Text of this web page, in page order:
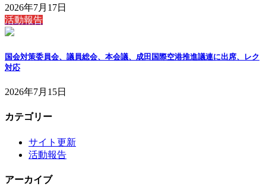
2026年7月17日
活動報告
国会対策委員会、議員総会、本会議、成田国際空港推進議連に出席、レク
対応
2026年7月15日
カテゴリー
サイト更新
活動報告
アーカイブ